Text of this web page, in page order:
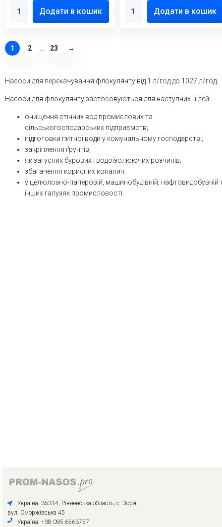
Додати в кошик Додати в кошик
1 2 ... 23 →
Насоси для перекачування флокулянту від 1 л/год до 1027 л/год.
Насоси для флокулянту застосовуються для наступних цілей:
очищення стічних вод промислових та
сільськогосподарських підприємств;
підготовки питної води у комунальному господарстві;
закріплення ґрунтів;
як загусник бурових і водоізолюючих розчинів;
збагачення корисних копалин;
у целюлозно-паперовій, машинобудівній, нафтовидобувній
інших галузях промисловості.
Україна, 35314, Рівненська область, с. Зоря
вул. Сморжівська 45
Україна: +38 095 6563757